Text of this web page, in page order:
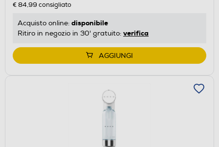
€ 84,99 consigliato
Acquisto online: disponibile
Ritiro in negozio in 30' gratuito: verifica
AGGIUNGI